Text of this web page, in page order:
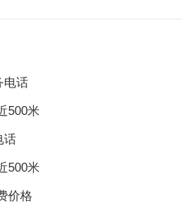
电话
500米
话
500米
价格